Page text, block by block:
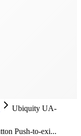
Ubiquity UA-
Push-to-exi...